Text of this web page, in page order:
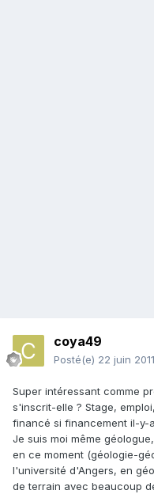
coya49
Posté(e) 22 juin 2011
Super intéressant comme
s'inscrit-elle ? Stage,
financé si financement il-y-
Je suis moi même
en ce moment (géologie-
l'université d'Angers, en
de terrain avec beaucoup